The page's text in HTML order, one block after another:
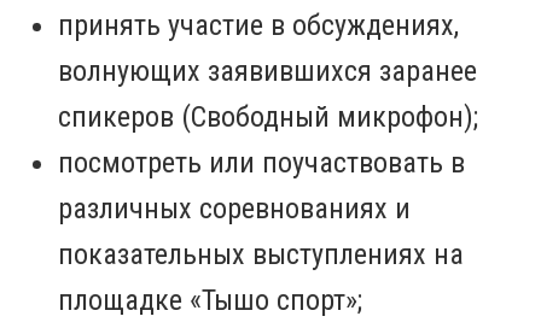
принять участие в обсуждениях,
волнующих заявившихся заранее
спикеров (Свободный микрофон);
посмотреть или поучаствовать в
различных соревнованиях и
показательных выступлениях на
площадке «Тышо спорт»;